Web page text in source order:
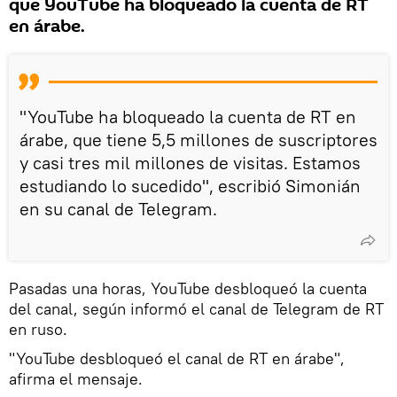
que YouTube ha bloqueado la cuenta de RT
en árabe.
"YouTube ha bloqueado la cuenta de RT en
árabe, que tiene 5,5 millones de suscriptores
y casi tres mil millones de visitas. Estamos
estudiando lo sucedido", escribió Simonián
en su canal de Telegram.
Pasadas una horas, YouTube desbloqueó la cuenta
del canal, según informó el canal de Telegram de RT
en ruso.
"YouTube desbloqueó el canal de RT en árabe",
afirma el mensaje.